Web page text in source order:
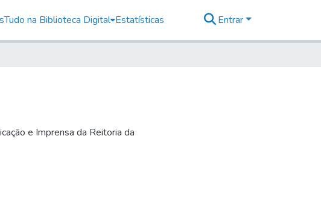
Tudo na Biblioteca Digital Estatísticas Entrar
e Imprensa da Reitoria da